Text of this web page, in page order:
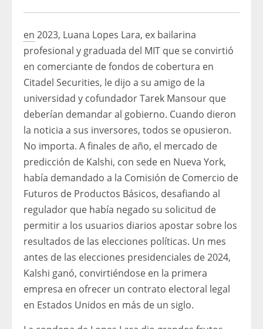
en 2023, Luana Lopes Lara, ex bailarina
profesional y graduada del MIT que se convirtió
en comerciante de fondos de cobertura en
Citadel Securities, le dijo a su amigo de la
universidad y cofundador Tarek Mansour que
deberían demandar al gobierno. Cuando dieron
la noticia a sus inversores, todos se opusieron.
No importa. A finales de año, el mercado de
predicción de Kalshi, con sede en Nueva York,
había demandado a la Comisión de Comercio de
Futuros de Productos Básicos, desafiando al
regulador que había negado su solicitud de
permitir a los usuarios diarios apostar sobre los
resultados de las elecciones políticas. Un mes
antes de las elecciones presidenciales de 2024,
Kalshi ganó, convirtiéndose en la primera
empresa en ofrecer un contrato electoral legal
en Estados Unidos en más de un siglo.